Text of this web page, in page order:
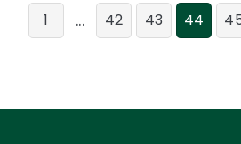
1 ... 42 43 44